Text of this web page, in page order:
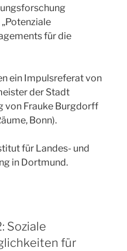
für die
ein Impulsreferat von
der Stadt
von Frauke Burgdorff
Bonn).
für Landes- und
in Dortmund.
Soziale
für